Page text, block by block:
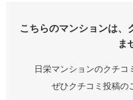
こちらのマンションは
ま
日栄マンションのクチコ
ぜひクチコミ投稿の